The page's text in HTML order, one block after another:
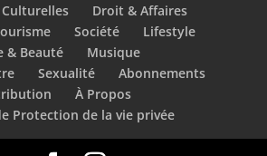
Droit & Affaires
Société
Lifestyle
& Beauté
Musique
Sexualité
Abonnements
À Propos
Protection de la vie privée